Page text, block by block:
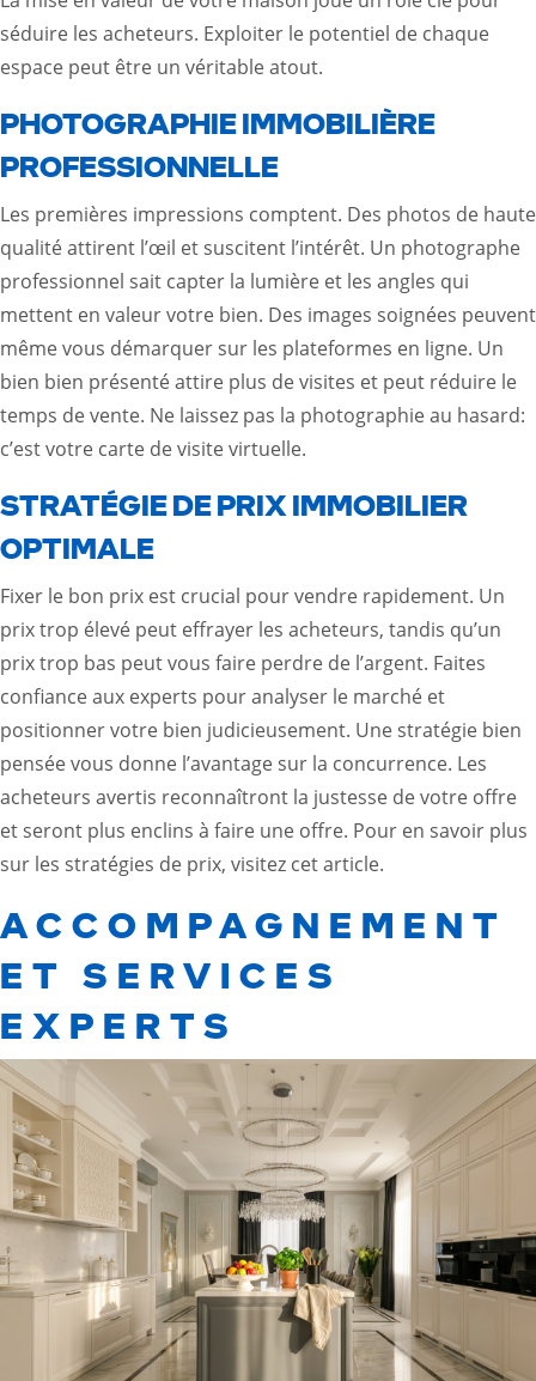
séduire les acheteurs. Exploiter le potentiel de chaque
espace peut être un véritable atout.
PHOTOGRAPHIE IMMOBILIÈRE
PROFESSIONNELLE
Les premières impressions comptent. Des photos de haute
qualité attirent l’œil et suscitent l’intérêt. Un photographe
professionnel sait capter la lumière et les angles qui
mettent en valeur votre bien. Des images soignées peuvent
même vous démarquer sur les plateformes en ligne. Un
bien bien présenté attire plus de visites et peut réduire le
temps de vente. Ne laissez pas la photographie au hasard:
c’est votre carte de visite virtuelle.
STRATÉGIE DE PRIX IMMOBILIER
OPTIMALE
Fixer le bon prix est crucial pour vendre rapidement. Un
prix trop élevé peut effrayer les acheteurs, tandis qu’un
prix trop bas peut vous faire perdre de l’argent. Faites
confiance aux experts pour analyser le marché et
positionner votre bien judicieusement. Une stratégie bien
pensée vous donne l’avantage sur la concurrence. Les
acheteurs avertis reconnaîtront la justesse de votre offre
et seront plus enclins à faire une offre. Pour en savoir plus
sur les stratégies de prix, visitez cet article.
ACCOMPAGNEMENT
ET SERVICES
EXPERTS